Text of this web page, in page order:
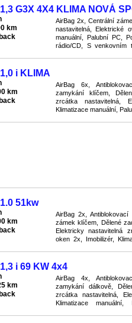
G3X 4X4 KLIMA NOVÁ
km
AirBag 2x, Centrální
nastavitelná, Elektrické
manuální, Palubní PC,
rádio/CD, S venkovním
i KLIMA
km
AirBag 6x,
zamykání klíčem,
zrcátka nastavitelná,
Klimatizace manuální,
51kw
km
AirBag 2x,
zámek klíčem, Dělené
Elektricky nastavitelná
oken 2x, Imobilizér,
i 69 KW 4x4
km
AirBag 4x,
zamykání dálkově,
zrcátka nastavitelná,
Klimatizace manuální,